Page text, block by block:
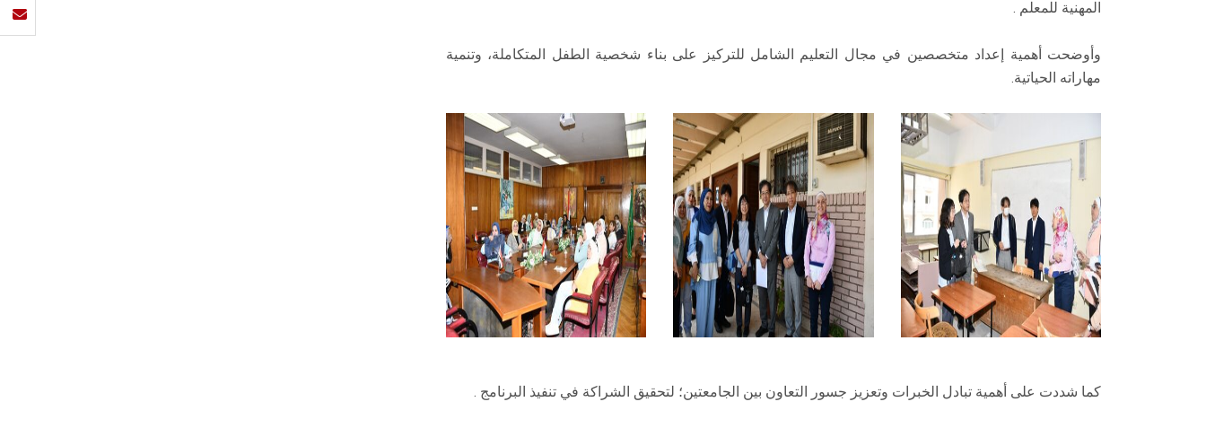
المهنية للمعلم .
وأوضحت أهمية إعداد متخصصين في مجال التعليم الشامل للتركيز على بناء شخصية الطفل المتكاملة، وتنمية
مهاراته الحياتية.
كما شددت على أهمية تبادل الخبرات وتعزيز جسور التعاون بين الجامعتين؛ لتحقيق الشراكة في تنفيذ البرنامج .